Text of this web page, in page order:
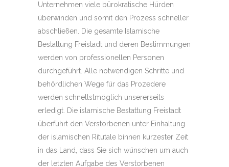
Unternehmen viele bürokratische Hürden
überwinden und somit den Prozess schneller
abschließen. Die gesamte Islamische
Bestattung Freistadt und deren Bestimmungen
werden von professionellen Personen
durchgeführt. Alle notwendigen Schritte und
behördlichen Wege für das Prozedere
werden schnellstmöglich unsererseits
erledigt. Die islamische Bestattung Freistadt
überführt den Verstorbenen unter Einhaltung
der islamischen Ritutale binnen kürzester Zeit
in das Land, dass Sie sich wünschen um auch
der letzten Aufgabe des Verstorbenen